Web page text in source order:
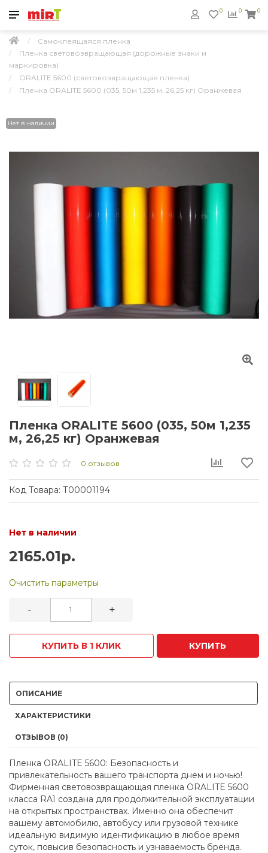
0
0 0
Самоклеящаяся пленка
Пленка световозвращающая (дорожные знаки и
маркировка)
ORALITE 5600 (световозвращающая пленка)
Пленка ORALITE 5600 (035, 50м 1,235 м, 26,25 кг) Оранжевая
Нет в наличии
Пленка ORALITE 5600 (035, 50м 1,235
м, 26,25 кг) Оранжевая
0 отзывов
Код Товара: Т00001194
Нет в наличии
2165.01р.
Очистить параметры
- +
КУПИТЬ В 1 КЛИК КУПИТЬ
ОПИСАНИЕ
ХАРАКТЕРИСТИКИ
ОТЗЫВОВ (0)
Пленка ORALITE 5600: Безопасность и
привлекательность вашего транспорта днем и ночью!
Фирменная световозвращающая пленка ORALITE 5600
класса RA1 создана для продолжительной эксплуатации
на открытых пространствах. Именно она обеспечит
вашему автомобилю, автобусу или грузовой технике
идеальную видимую идентификацию в любое время
суток, повысив безопасность и узнаваемость бренда.